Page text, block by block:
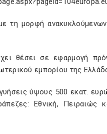
τη μορφή
θέσει σε εφαρμογή
εμπορίου της
ύψους 500 εκατ.
Εθνική, Πειραιώς